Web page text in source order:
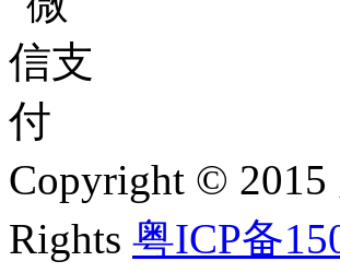
Copyright ©
Rights 粤ICP备